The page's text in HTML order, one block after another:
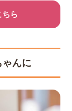
ちら
んに